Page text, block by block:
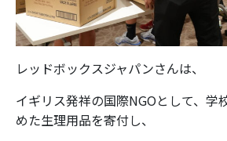
レッドボックスジャパンさんは、
イギリス発祥の国際NGOとして、学
めた生理用品を寄付し、